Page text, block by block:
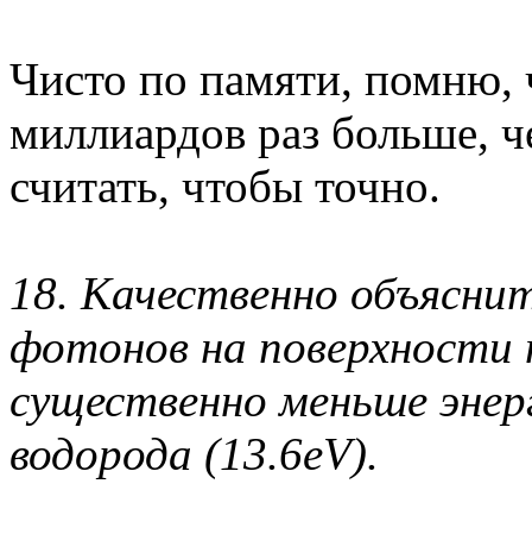
Чисто по памяти, помню,
миллиардов раз больше,
считать, чтобы точно.
18. Качественно
фотонов на поверхности
существенно меньше
водорода (13.6eV).